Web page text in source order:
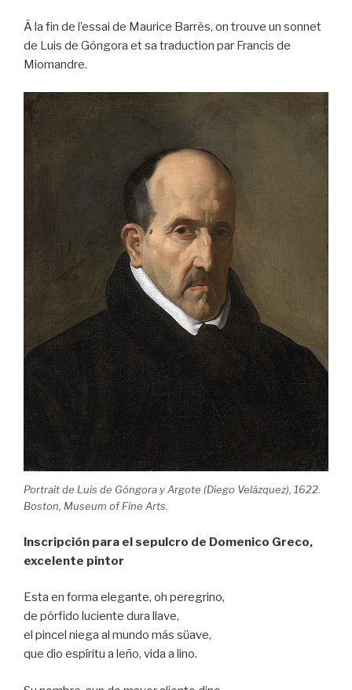
Á la fin de l’essai de Maurice Barrès, on trouve un sonnet
de Luis de Góngora et sa traduction par Francis de
Miomandre.
Portrait de Luis de Góngora y Argote (Diego Velázquez), 1622.
Boston, Museum of Fine Arts.
Inscripción para el sepulcro de Domenico Greco,
excelente pintor
Esta en forma elegante, oh peregrino,
de pórfido luciente dura llave,
el pincel niega al mundo más süave,
que dio espíritu a leño, vida a lino.